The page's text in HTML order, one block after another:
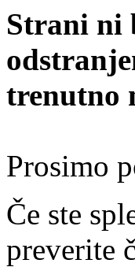
Strani ni
trenutno
Prosimo
Če ste
preverite